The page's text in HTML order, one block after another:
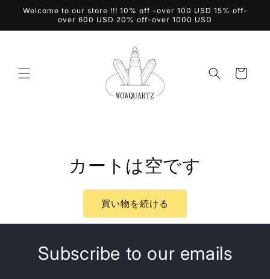
ンツに
Welcome to our store !!! 10% off -over 100 USD 15% off-
over 600 USD 20% off-over 1000 USD
ー
カートは空です
買い物を続ける
Subscribe to our emails